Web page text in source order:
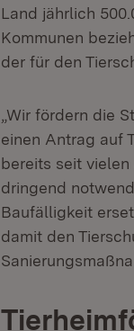
Land jährlich
Kommunen
der für den
„Wir fördern die
einen Antrag auf
bereits seit
dringend
Baufälligkeit
damit den